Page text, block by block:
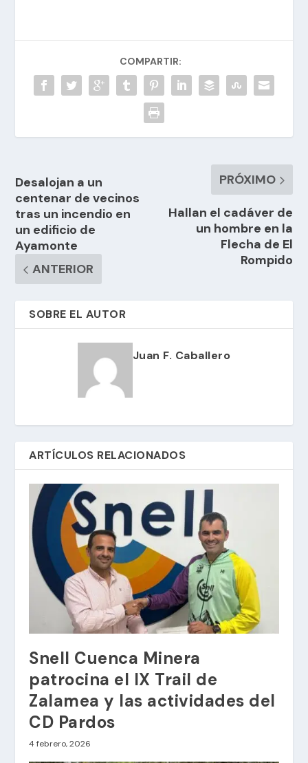
COMPARTIR:
Desalojan a un
centenar de vecinos
tras un incendio en
un edificio de
Ayamonte
ANTERIOR
PRÓXIMO
Hallan el cadáver de
un hombre en la
Flecha de El
Rompido
SOBRE EL AUTOR
Juan F. Caballero
ARTÍCULOS RELACIONADOS
Snell Cuenca Minera
patrocina el IX Trail de
Zalamea y las actividades del
CD Pardos
4 febrero, 2026